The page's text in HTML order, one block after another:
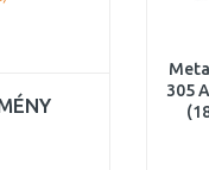
305